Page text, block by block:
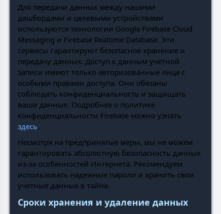
Для передачи данных между нашими
дашбордами и целевыми устройствами
используются технологии Google Firebase Cloud
Messaging и Firebase Realtime Database. Эти
сервисы гарантируют безопасное хранение и
передачу данных. Доступ к данным учетной
записи имеют только авторизованные лица с
особыми правами доступа. Они обязаны
соблюдать конфиденциальность и защищать
ваши данные. Подробнее о политике
конфиденциальности Firebase можно узнать
здесь.
Несмотря на предпринятые меры, мы не можем
гарантировать абсолютную безопасность данных
из-за особенностей Интернета. Рекомендуем
использовать надежные пароли и хранить свои
учетные данные в тайне.
Сроки хранения и удаление данных